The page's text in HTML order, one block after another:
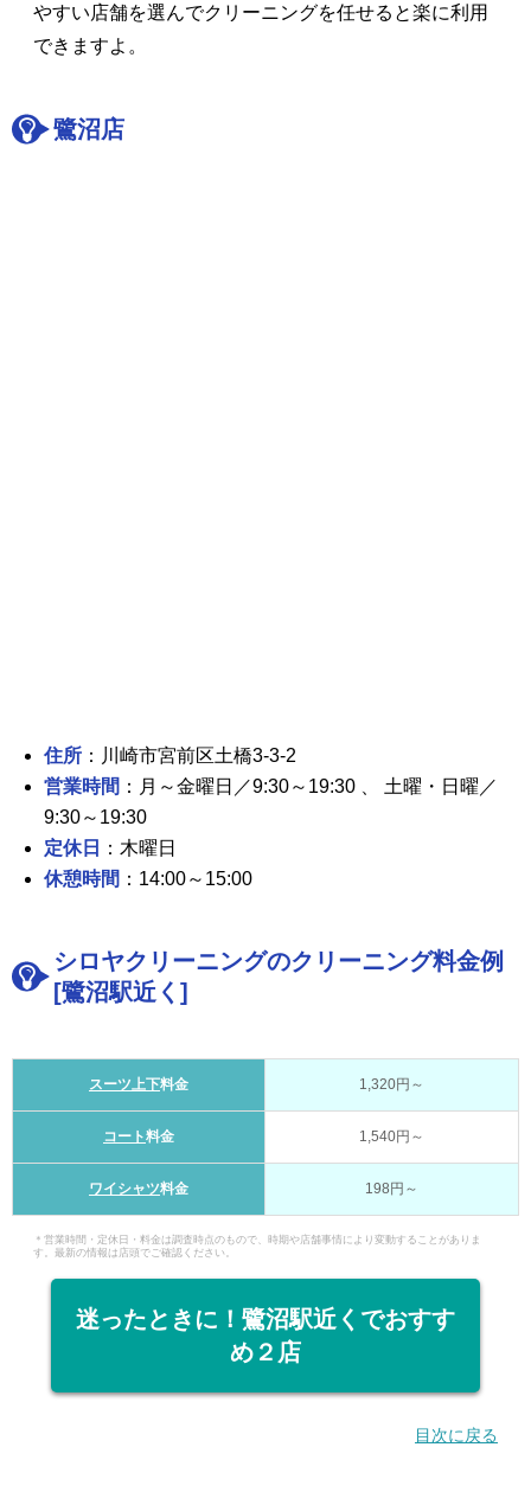
やすい店舗を選んでクリーニングを任せると楽に利用
できますよ。
鷺沼店
住所 ：川崎市宮前区土橋3-3-2
営業時間 ：月～金曜日／9:30～19:30 、 土曜・日曜／
9:30～19:30
定休日
：木曜日
休憩時間 ：14:00～15:00
シロヤクリーニングのクリーニング料金例
[鷺沼駅近く]
スーツ上下料金 1,320円～
コート料金 1,540円～
ワイシャツ料金 198円～
＊営業時間・定休日・料金は調査時点のもので、時期や店舗事情により変動することがありま
す。最新の情報は店頭でご確認ください。
迷ったときに！鷺沼駅近くでおすす
め２店
目次に戻る